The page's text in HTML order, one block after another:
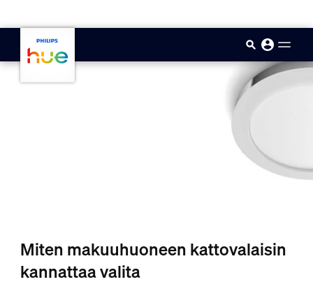
Miten makuuhuoneen kattovalaisin
kannattaa valita